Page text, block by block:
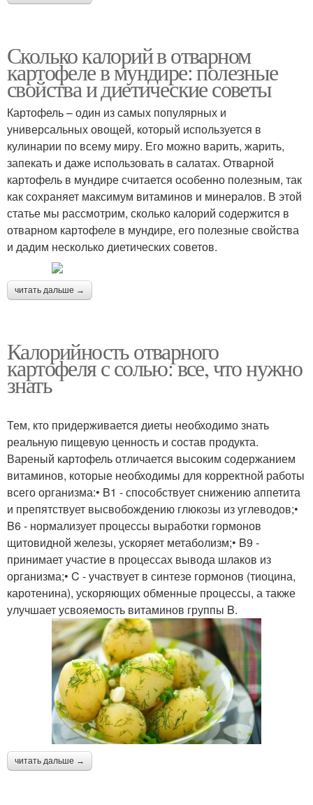
Сколько калорий в отварном
картофеле в мундире: полезные
свойства и диетические советы
Картофель – один из самых популярных и
универсальных овощей, который используется в
кулинарии по всему миру. Его можно варить, жарить,
запекать и даже использовать в салатах. Отварной
картофель в мундире считается особенно полезным, так
как сохраняет максимум витаминов и минералов. В этой
статье мы рассмотрим, сколько калорий содержится в
отварном картофеле в мундире, его полезные свойства
и дадим несколько диетических советов.
читать дальше →
Калорийность отварного
картофеля с солью: все, что нужно
знать
Тем, кто придерживается диеты необходимо знать
реальную пищевую ценность и состав продукта.
Вареный картофель отличается высоким содержанием
витаминов, которые необходимы для корректной работы
всего организма:• B1 - способствует снижению аппетита
и препятствует высвобождению глюкозы из углеводов;•
B6 - нормализует процессы выработки гормонов
щитовидной железы, ускоряет метаболизм;• B9 -
принимает участие в процессах вывода шлаков из
организма;• C - участвует в синтезе гормонов (тиоцина,
каротенина), ускоряющих обменные процессы, а также
улучшает усвояемость витаминов группы B.
читать дальше →